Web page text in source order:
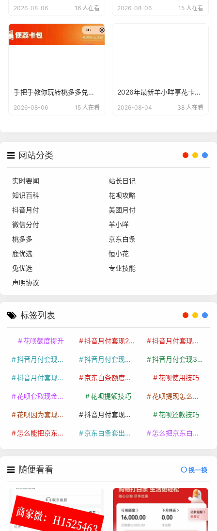
2026-08-06 16 人在看 2026-08-06 15 人在看
手把手教你玩转桃多多兑现全攻略，2026年新人必看避坑指南
2026-08-06 15 人在看
2026年最新羊小咩享花卡与便荔卡操作全攻略：11种方法及实操指南
2026-08-04 38 人在看
网站分类
实时要闻
站长日记
知识百科
花呗攻略
抖音月付
美团月付
微信分付
羊小咩
桃多多
京东白条
鹿优选
恒小花
兔优选
专业技能
声明协议
标签列表
花呗额度提升 抖音月付套现24小时接单 抖音月付套现怎么套
抖音月付套现多少手续费 抖音月付套现商家有哪些 抖音月付套现30秒技巧
抖音月付套现最新方法 京东白条额度提升 花呗使用技巧
花呗套取现金最佳方法 花呗提额技巧 花呗提现怎么操作
花呗因为套现被限额了这种情况要多久才会好 抖音月付套现秒回100起 花呗还款技巧
怎么能把京东白条额度钱套出来 京东白条套出来手续费多少 怎么把京东白条的钱取出来
随便看看 换一换